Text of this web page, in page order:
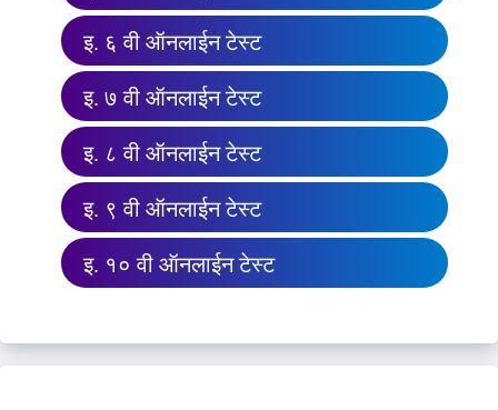
इ. ६ वी ऑनलाईन टेस्ट
इ. ७ वी ऑनलाईन टेस्ट
इ. ८ वी ऑनलाईन टेस्ट
इ. ९ वी ऑनलाईन टेस्ट
इ. १० वी ऑनलाईन टेस्ट